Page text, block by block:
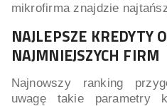
mikrofirma znajdzie
NAJLEPSZE KREDYTY
NAJMNIEJSZYCH FIRM
Najnowszy ranking
uwagę takie parametry